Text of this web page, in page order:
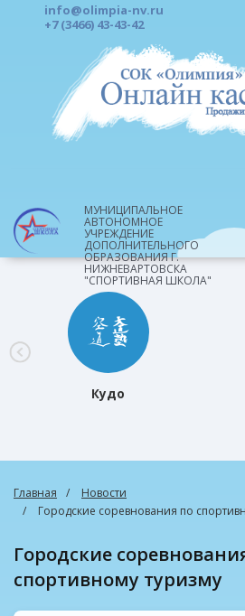
info@olimpia-nv.ru
+7 (3466) 43-43-42
МУНИЦИПАЛЬНОЕ
АВТОНОМНОЕ
УЧРЕЖДЕНИЕ
ДОПОЛНИТЕЛЬНОГО
ОБРАЗОВАНИЯ Г.
НИЖНЕВАРТОВСКА
"СПОРТИВНАЯ ШКОЛА"
Кудо
Главная
Новости
Городские соревнования по
Городские соревнования по
спортивному туризму